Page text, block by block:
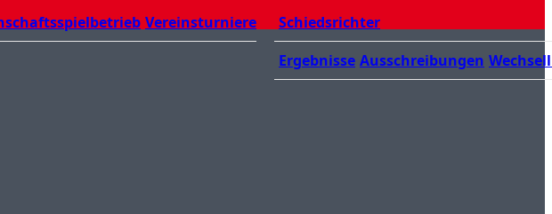
Vereinsturniere
Schiedsrichter
Ergebnisse Ausschreibungen